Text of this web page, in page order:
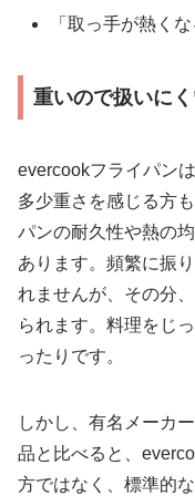
「取っ手が熱くな
重いので扱いに
evercookフライパン
多少重さを感じる方
パンの耐久性や熱の
あります。頻繁に振
れませんが、その分
られます。料理をじ
ったりです。
しかし、有名メーカ
品と比べると、
方ではなく、標準的な